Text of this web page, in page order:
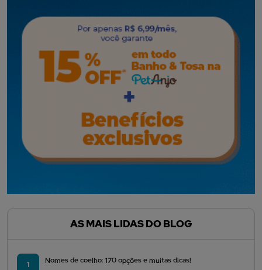
AS MAIS LIDAS DO BLOG
1 Nomes de coelho: 170 opções e muitas dicas!